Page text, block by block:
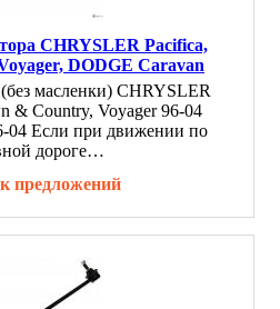
CHRYSLER Pacifica,
DODGE Caravan
(без масленки) CHRYSLER
& Country, Voyager 96-04
04 Если при движении по
дороге…
предложений